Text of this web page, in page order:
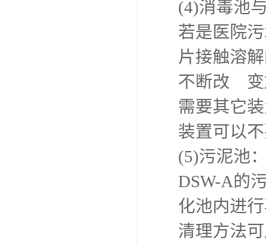
(4)消毒池
若是医院
片接触溶
不断改 变
需要其它
装置可以
(5)污泥池
DSW-A的
化池内进
清理方法